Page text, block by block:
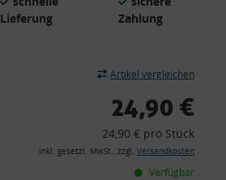
Lieferung
Zahlung
Artikel vergleichen
24,90 €
24,90 € pro Stück
inkl. gesetzl. MwSt., zzgl. Versandkosten
Verfügbar